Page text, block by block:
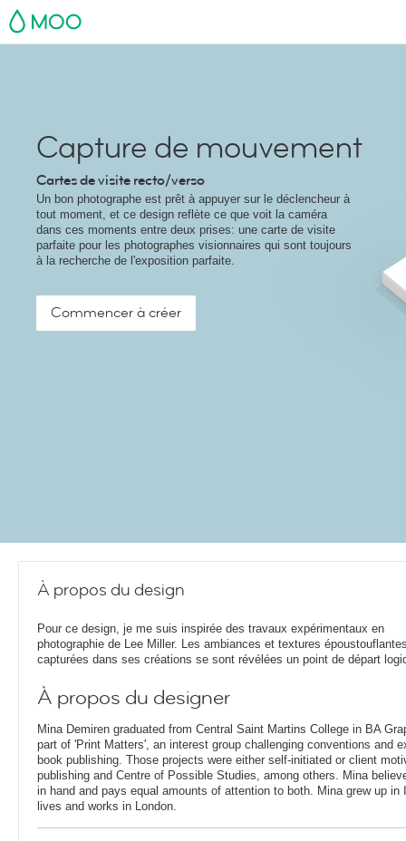
MOO
Capture de mouvement
Cartes de visite recto/verso
Un bon photographe est prêt à appuyer sur le déclencheur à
tout moment, et ce design reflète ce que voit la caméra
dans ces moments entre deux prises: une carte de visite
parfaite pour les photographes visionnaires qui sont toujours
à la recherche de l'exposition parfaite.
Commencer à créer
À propos du design
Pour ce design, je me suis inspirée des travaux expérimentaux en
photographie de Lee Miller. Les ambiances et textures
capturées dans ses créations se sont révélées un point de départ
À propos du designer
Mina Demiren graduated from Central Saint Martins College in BA
part of 'Print Matters', an interest group challenging conventions and
book publishing. Those projects were either self-initiated or client
publishing and Centre of Possible Studies, among others. Mina
in hand and pays equal amounts of attention to both. Mina grew up in
lives and works in London.